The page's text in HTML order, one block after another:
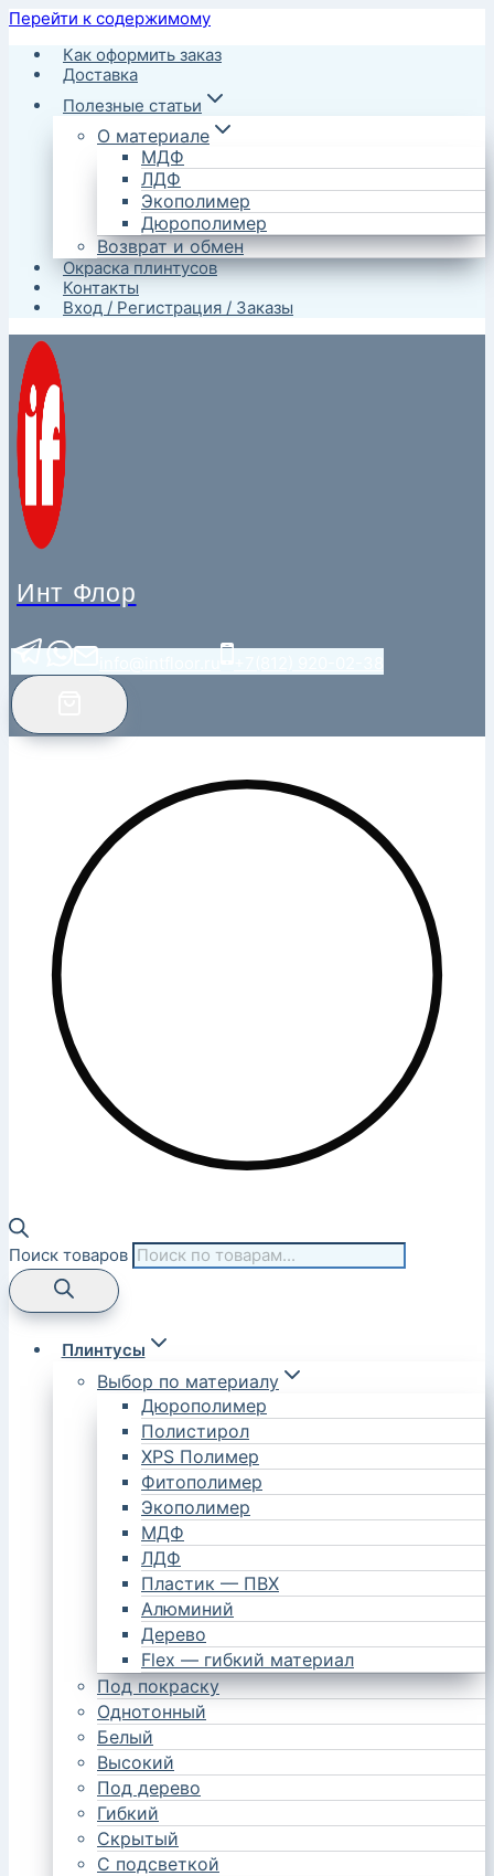
Перейти к содержимому
Как оформить заказ
Доставка
Полезные статьи
О материале
МДФ
ЛДФ
Экополимер
Дюрополимер
Возврат и обмен
Окраска плинтусов
Контакты
Вход / Регистрация / Заказы
Инт Флор
Поиск товаров
Плинтусы
Выбор по материалу
Дюрополимер
Полистирол
XPS Полимер
Фитополимер
Экополимер
МДФ
ЛДФ
Пластик — ПВХ
Алюминий
Дерево
Flex — гибкий материал
Под покраску
Однотонный
Белый
Высокий
Под дерево
Гибкий
Скрытый
С подсветкой